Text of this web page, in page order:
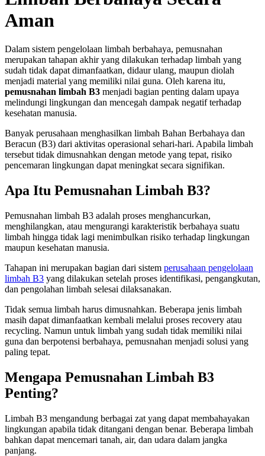
Aman
Dalam sistem pengelolaan limbah berbahaya, pemusnahan
merupakan tahapan akhir yang dilakukan terhadap limbah yang
sudah tidak dapat dimanfaatkan, didaur ulang, maupun diolah
menjadi material yang memiliki nilai guna. Oleh karena itu,
pemusnahan limbah B3 menjadi bagian penting dalam upaya
melindungi lingkungan dan mencegah dampak negatif terhadap
kesehatan manusia.
Banyak perusahaan menghasilkan limbah Bahan Berbahaya dan
Beracun (B3) dari aktivitas operasional sehari-hari. Apabila limbah
tersebut tidak dimusnahkan dengan metode yang tepat, risiko
pencemaran lingkungan dapat meningkat secara signifikan.
Apa Itu Pemusnahan Limbah B3?
Pemusnahan limbah B3 adalah proses menghancurkan,
menghilangkan, atau mengurangi karakteristik berbahaya suatu
limbah hingga tidak lagi menimbulkan risiko terhadap lingkungan
maupun kesehatan manusia.
Tahapan ini merupakan bagian dari sistem perusahaan pengelolaan
limbah B3 yang dilakukan setelah proses identifikasi, pengangkutan,
dan pengolahan limbah selesai dilaksanakan.
Tidak semua limbah harus dimusnahkan. Beberapa jenis limbah
masih dapat dimanfaatkan kembali melalui proses recovery atau
recycling. Namun untuk limbah yang sudah tidak memiliki nilai
guna dan berpotensi berbahaya, pemusnahan menjadi solusi yang
paling tepat.
Mengapa Pemusnahan Limbah B3
Penting?
Limbah B3 mengandung berbagai zat yang dapat membahayakan
lingkungan apabila tidak ditangani dengan benar. Beberapa limbah
bahkan dapat mencemari tanah, air, dan udara dalam jangka
panjang.